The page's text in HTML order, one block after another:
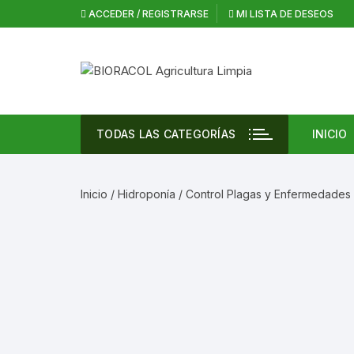
al
ACCEDER / REGISTRARSE MI LISTA DE DESEOS
TODAS LAS CATEGORÍAS INICIO
Inicio / Hidroponía / Control Plagas y Enfermedades